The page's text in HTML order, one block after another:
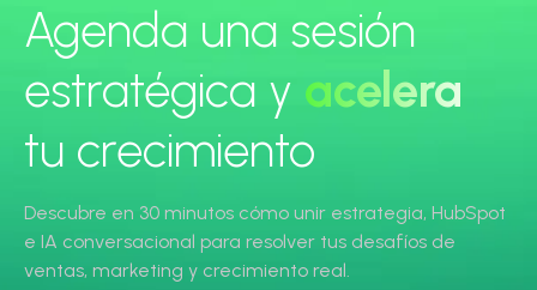
Agenda una sesión
estratégica y acelera
tu crecimiento
Descubre en 30 minutos cómo unir estrategia, HubSpot
e IA conversacional para resolver tus desafíos de
ventas, marketing y crecimiento real.